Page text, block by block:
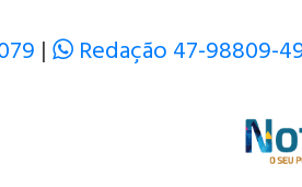
| Redação 47-98809-